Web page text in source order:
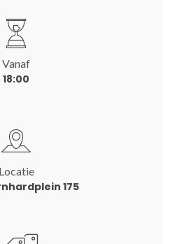
Vanaf
18:00
Locatie
175